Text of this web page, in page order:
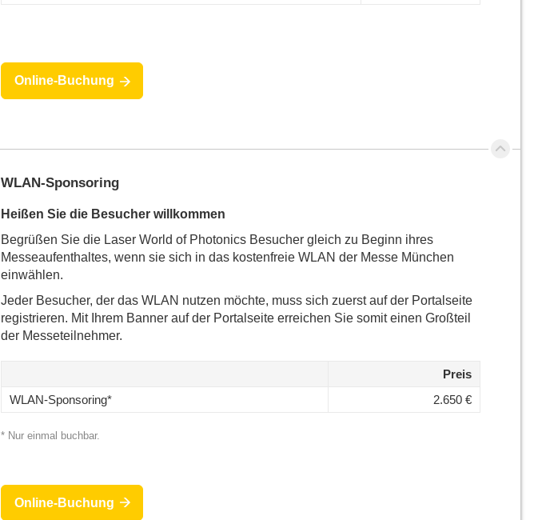
Online-Buchung
WLAN-Sponsoring
Heißen Sie die Besucher willkommen
Begrüßen Sie die Laser World of Photonics Besucher gleich zu Beginn ihres
Messeaufenthaltes, wenn sie sich in das kostenfreie WLAN der Messe München
einwählen.
Jeder Besucher, der das WLAN nutzen möchte, muss sich zuerst auf der Portalseite
registrieren. Mit Ihrem Banner auf der Portalseite erreichen Sie somit einen Großteil
der Messeteilnehmer.
Preis
WLAN-Sponsoring*
2.650 €
* Nur einmal buchbar.
Online-Buchung